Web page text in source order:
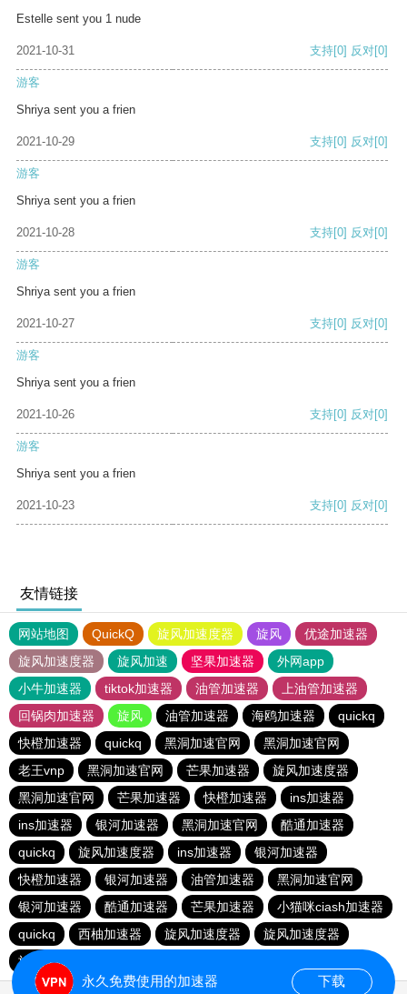
Estelle sent you 1 nude
2021-10-31 支持[0] 反对[0]
游客
Shriya sent you a frien
2021-10-29 支持[0] 反对[0]
游客
Shriya sent you a frien
2021-10-28 支持[0] 反对[0]
游客
Shriya sent you a frien
2021-10-27 支持[0] 反对[0]
游客
Shriya sent you a frien
2021-10-26 支持[0] 反对[0]
游客
Shriya sent you a frien
2021-10-23 支持[0] 反对[0]
友情链接
网站地图 QuickQ 旋风加速度器 旋风
优途加速器
旋风加速度器
旋风加速 坚果加速器
外网app
小牛加速器
tiktok加速器 油管加速器
上油管加速器
回锅肉加速器
旋风 油管加速器 海鸥加速器
quickq
快橙加速器
quickq 黑洞加速官网
黑洞加速官网
老王vnp
黑洞加速官网 芒果加速器
旋风加速度器
黑洞加速官网
芒果加速器 快橙加速器
ins加速器
ins加速器
银河加速器 黑洞加速官网
酷通加速器
quickq
旋风加速度器 ins加速器
银河加速器
快橙加速器
银河加速器 油管加速器
黑洞加速官网
银河加速器
酷通加速器 芒果加速器
小猫咪ciash加速器
quickq
西柚加速器 旋风加速度器
旋风加速度器
旋风加速度器
永久免费使用的加速器 下载